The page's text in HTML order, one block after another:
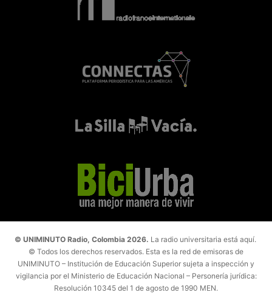
© UNIMINUTO Radio, Colombia 2026. La radio universitaria está aquí.
© Todos los derechos reservados. Esta es la red de emisoras de
UNIMINUTO – Institución de Educación Superior sujeta a inspección y
vigilancia por el Ministerio de Educación Nacional – Personería jurídica:
Resolución 10345 del 1 de agosto de 1990 MEN.